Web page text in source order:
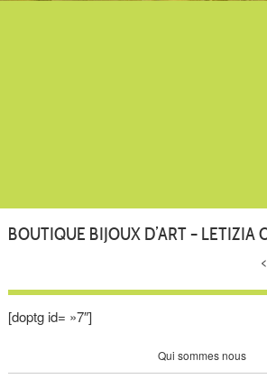
BOUTIQUE BIJOUX D’ART – LETIZIA
[doptg id= »7″]
Qui sommes nous